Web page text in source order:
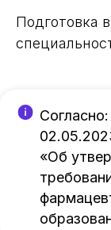
Подготовка
«Об